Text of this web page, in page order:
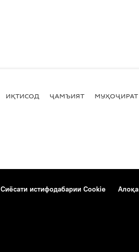
ИҚТИСОД ҶАМЪИЯТ МУҲОҶИРАТ
Сиёсати истифодабарии Cookie Алоқа